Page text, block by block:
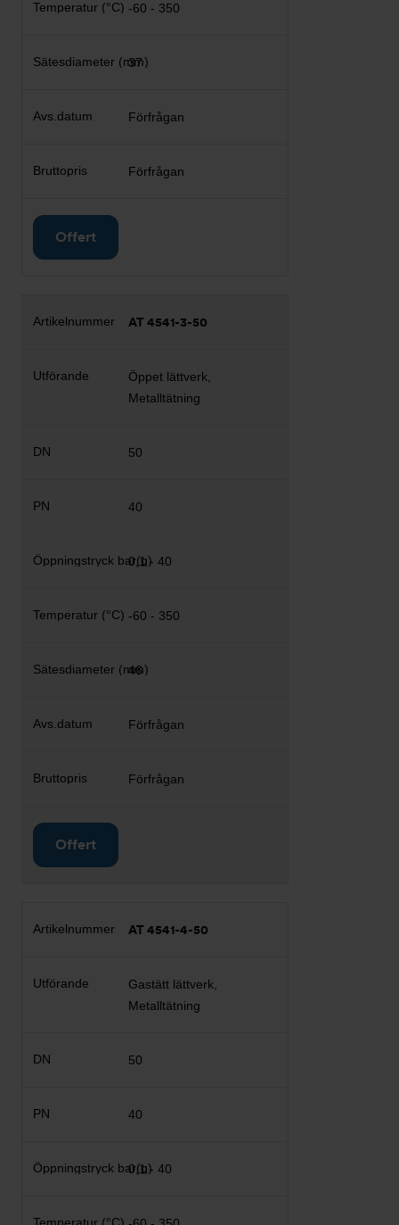
-60 - 350
37
Förfrågan
Förfrågan
Offert
AT 4541-3-50
Öppet lättverk,
Metalltätning
50
40
0,1 - 40
-60 - 350
46
Förfrågan
Förfrågan
Offert
AT 4541-4-50
Gastätt lättverk,
Metalltätning
50
40
0,1 - 40